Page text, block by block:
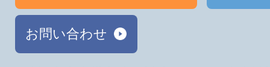
お問い合わせ